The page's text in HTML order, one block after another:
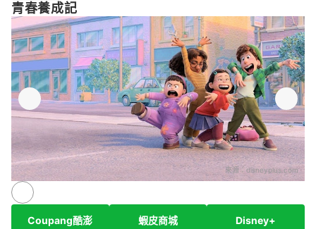
青春養成記
來源： disneyplus.com
Coupang酷澎 蝦皮商城 Disney+